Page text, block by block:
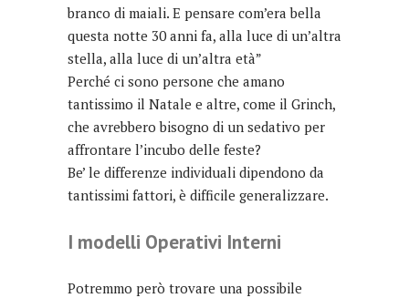
branco di maiali. E pensare com’era bella
questa notte 30 anni fa, alla luce di un’altra
stella, alla luce di un’altra età”
Perché ci sono persone che amano
tantissimo il Natale e altre, come il Grinch,
che avrebbero bisogno di un sedativo per
affrontare l’incubo delle feste?
Be’ le differenze individuali dipendono da
tantissimi fattori, è difficile generalizzare.
I modelli Operativi Interni
Potremmo però trovare una possibile